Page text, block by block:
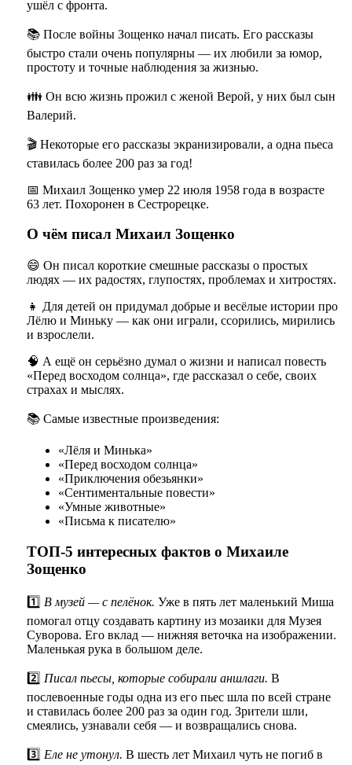
ушёл с фронта.
📚 После войны Зощенко начал писать. Его рассказы
быстро стали очень популярны — их любили за юмор,
простоту и точные наблюдения за жизнью.
👪 Он всю жизнь прожил с женой Верой, у них был сын
Валерий.
🎬 Некоторые его рассказы экранизировали, а одна пьеса
ставилась более 200 раз за год!
📅 Михаил Зощенко умер 22 июля 1958 года в возрасте
63 лет. Похоронен в Сестрорецке.
О чём писал Михаил Зощенко
😄 Он писал короткие смешные рассказы о простых
людях — их радостях, глупостях, проблемах и хитростях.
👧 Для детей он придумал добрые и весёлые истории про
Лёлю и Миньку — как они играли, ссорились, мирились
и взрослели.
🧠 А ещё он серьёзно думал о жизни и написал повесть
«Перед восходом солнца», где рассказал о себе, своих
страхах и мыслях.
📚 Самые известные произведения:
«Лёля и Минька»
«Перед восходом солнца»
«Приключения обезьянки»
«Сентиментальные повести»
«Умные животные»
«Письма к писателю»
ТОП-5 интересных фактов о Михаиле
Зощенко
1️⃣ В музей — с пелёнок. Уже в пять лет маленький Миша
помогал отцу создавать картину из мозаики для Музея
Суворова. Его вклад — нижняя веточка на изображении.
Маленькая рука в большом деле.
2️⃣ Писал пьесы, которые собирали аншлаги. В
послевоенные годы одна из его пьес шла по всей стране
и ставилась более 200 раз за один год. Зрители шли,
смеялись, узнавали себя — и возвращались снова.
3️⃣ Еле не утонул. В шесть лет Михаил чуть не погиб в